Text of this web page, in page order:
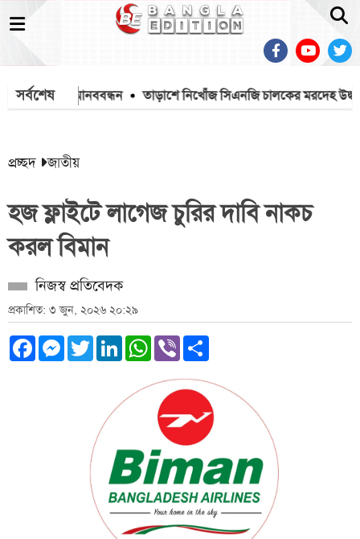
সর্বশেষমানববন্ধন তাড়াশে নিখোঁজ সিএনজি চালকের মরদেহ উদ্ধার
প্রচ্ছদ জাতীয়
হজ ফ্লাইটে লাগেজ চুরির দাবি নাকচ
করল বিমান
নিজস্ব প্রতিবেদক
প্রকাশিত: ৩ জুন, ২০২৬ ২০:২৯
Facebook
Messenger
TwitterLinkedInWhatsApp
Viber